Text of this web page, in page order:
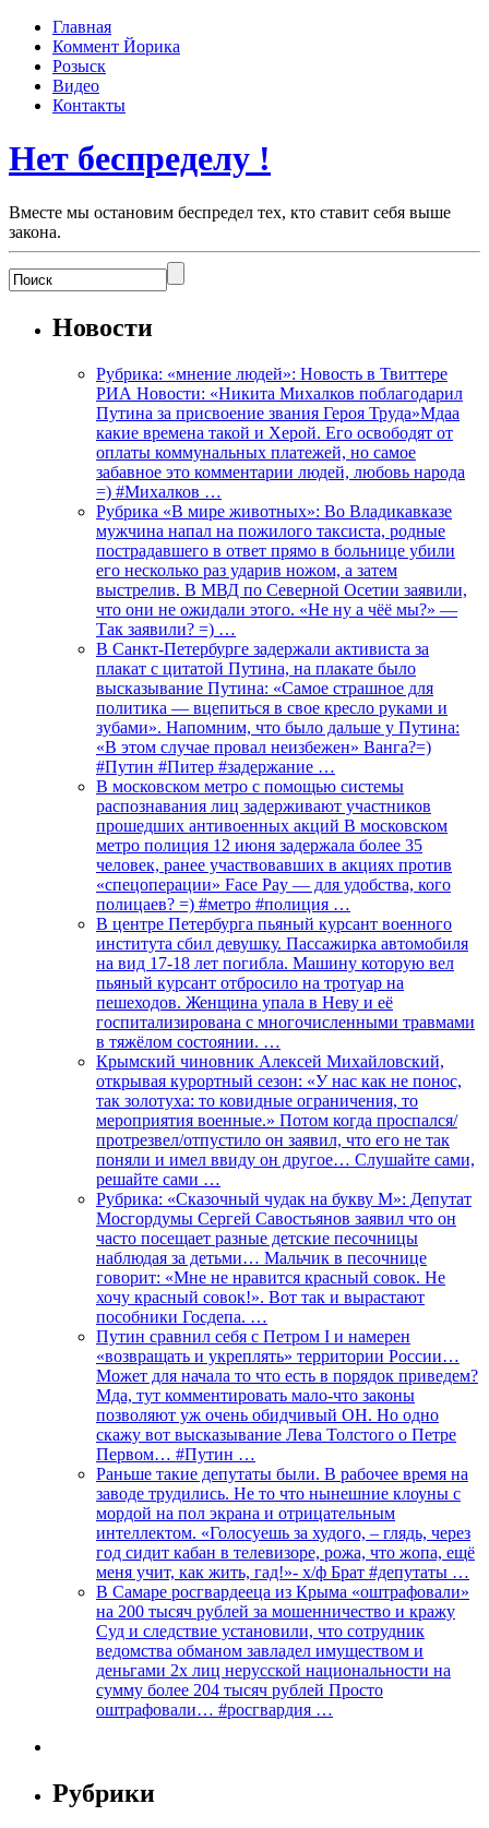
Главная
Коммент Йорика
Розыск
Видео
Контакты
Нет беспределу !
Вместе мы остановим беспредел тех, кто ставит себя выше
закона.
Новости
Рубрика: «мнение людей»: Новость в Твиттере
РИА Новости: «Никита Михалков поблагодарил
Путина за присвоение звания Героя Труда»Мдаа
какие времена такой и Херой. Его освободят от
оплаты коммунальных платежей, но самое
забавное это комментарии людей, любовь народа
=) #Михалков …
Рубрика «В мире животных»: Во Владикавказе
мужчина напал на пожилого таксиста, родные
пострадавшего в ответ прямо в больнице убили
его несколько раз ударив ножом, а затем
выстрелив. В МВД по Северной Осетии заявили,
что они не ожидали этого. «Не ну а чёё мы?» —
Так заявили? =) …
В Санкт-Петербурге задержали активиста за
плакат с цитатой Путина, на плакате было
высказывание Путина: «Самое страшное для
политика — вцепиться в свое кресло руками и
зубами». Напомним, что было дальше у Путина:
«В этом случае провал неизбежен» Ванга?=)
#Путин #Питер #задержание …
В московском метро с помощью системы
распознавания лиц задерживают участников
прошедших антивоенных акций В московском
метро полиция 12 июня задержала более 35
человек, ранее участвовавших в акциях против
«спецоперации» Face Pay — для удобства, кого
полицаев? =) #метро #полиция …
В центре Петербурга пьяный курсант военного
института сбил девушку. Пассажирка автомобиля
на вид 17-18 лет погибла. Машину которую вел
пьяный курсант отбросило на тротуар на
пешеходов. Женщина упала в Неву и её
госпитализирована с многочисленными травмами
в тяжёлом состоянии. …
Крымский чиновник Алексей Михайловский,
открывая курортный сезон: «У нас как не понос,
так золотуха: то ковидные ограничения, то
мероприятия военные.» Потом когда проспался/
протрезвел/отпустило он заявил, что его не так
поняли и имел ввиду он другое… Слушайте сами,
решайте сами …
Рубрика: «Сказочный чудак на букву М»: Депутат
Мосгордумы Сергей Савостьянов заявил что он
часто посещает разные детские песочницы
наблюдая за детьми… Мальчик в песочнице
говорит: «Мне не нравится красный совок. Не
хочу красный совок!». Вот так и вырастают
пособники Госдепа. …
Путин сравнил себя с Петром I и намерен
«возвращать и укреплять» территории России…
Может для начала то что есть в порядок приведем?
Мда, тут комментировать мало-что законы
позволяют уж очень обидчивый ОН. Но одно
скажу вот высказывание Лева Толстого о Петре
Первом… #Путин …
Раньше такие депутаты были. В рабочее время на
заводе трудились. Не то что нынешние клоуны с
мордой на пол экрана и отрицательным
интеллектом. «Голосуешь за худого, – глядь, через
год сидит кабан в телевизоре, рожа, что жопа, ещё
меня учит, как жить, гад!»- х/ф Брат #депутаты …
В Самаре росгвардееца из Крыма «оштрафовали»
на 200 тысяч рублей за мошенничество и кражу
Суд и следствие установили, что сотрудник
ведомства обманом завладел имуществом и
деньгами 2х лиц нерусской национальности на
сумму более 204 тысяч рублей Просто
оштрафовали… #росгвардия …
Рубрики